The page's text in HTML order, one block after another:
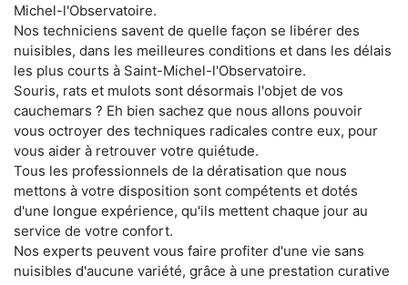
Michel-l'Observatoire.
Nos techniciens savent de quelle façon se libérer des
nuisibles, dans les meilleures conditions et dans les délais
les plus courts à Saint-Michel-l'Observatoire.
Souris, rats et mulots sont désormais l'objet de vos
cauchemars ? Eh bien sachez que nous allons pouvoir
vous octroyer des techniques radicales contre eux, pour
vous aider à retrouver votre quiétude.
Tous les professionnels de la dératisation que nous
mettons à votre disposition sont compétents et dotés
d'une longue expérience, qu'ils mettent chaque jour au
service de votre confort.
Nos experts peuvent vous faire profiter d'une vie sans
nuisibles d'aucune variété, grâce à une prestation curative